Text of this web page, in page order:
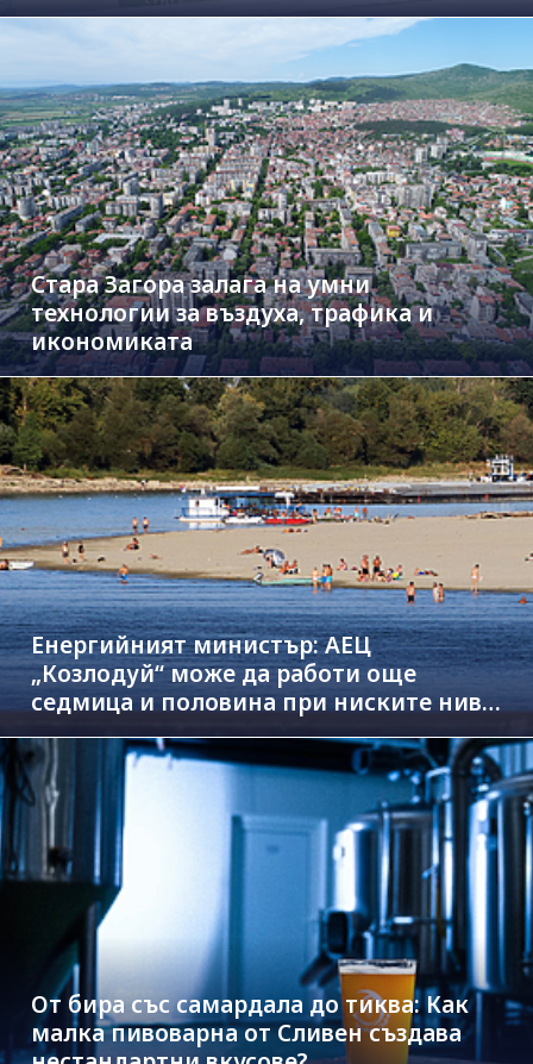
Стара Загора залага на умни
технологии за въздуха, трафика и
икономиката
Енергийният министър: АЕЦ
„Козлодуй“ може да работи още
седмица и половина при ниските нива
на Дунав
От бира със самардала до тиква: Как
малка пивоварна от Сливен създава